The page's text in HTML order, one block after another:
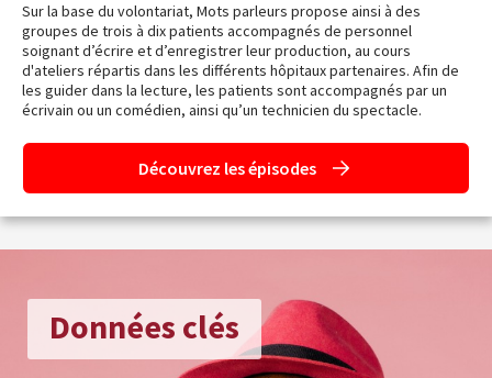
Sur la base du volontariat, Mots parleurs propose ainsi à des
groupes de trois à dix patients accompagnés de personnel
soignant d’écrire et d’enregistrer leur production, au cours
d'ateliers répartis dans les différents hôpitaux partenaires. Afin de
les guider dans la lecture, les patients sont accompagnés par un
écrivain ou un comédien, ainsi qu’un technicien du spectacle.
Découvrez les épisodes
Données clés